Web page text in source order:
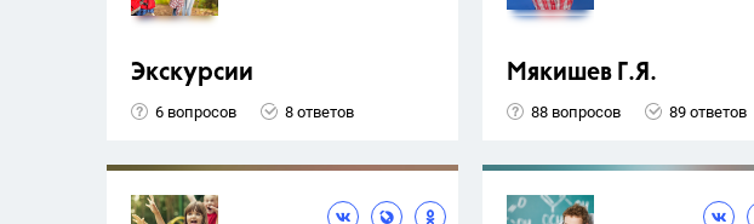
Экскурсии
6 вопросов 8 ответов
Мякишев Г.Я.
88 вопросов 89 ответов